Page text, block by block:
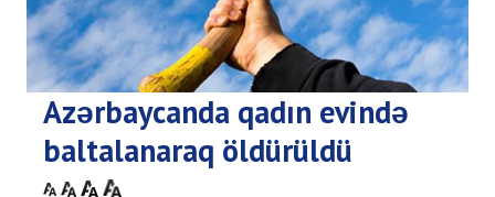
Azərbaycanda qadın evində
baltalanaraq öldürüldü